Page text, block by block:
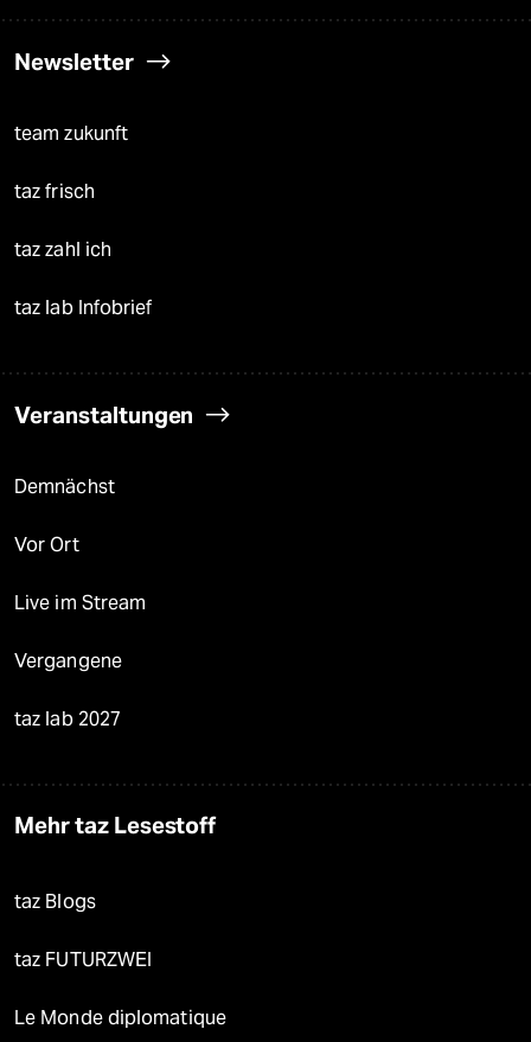
Newsletter
team zukunft
taz frisch
taz zahl ich
taz lab Infobrief
Veranstaltungen
Demnächst
Vor Ort
Live im Stream
Vergangene
taz lab 2027
Mehr taz Lesestoff
taz Blogs
taz FUTURZWEI
Le Monde diplomatique